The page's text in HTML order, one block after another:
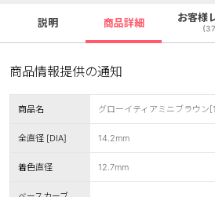
説明 商品詳細 お客様
商品情報提供の通知
商品名 グローイティアミニブラウン
全直径 [DIA] 14.2mm
着色直径 12.7mm